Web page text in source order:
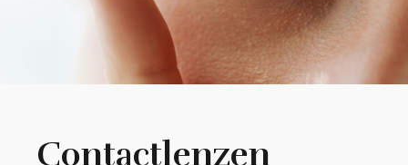
Contactlenzen